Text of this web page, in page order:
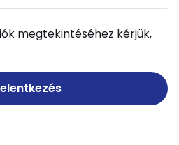
megtekintéséhez kérjük,